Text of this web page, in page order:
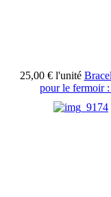
25,00 € l'unité
pour le fermoir